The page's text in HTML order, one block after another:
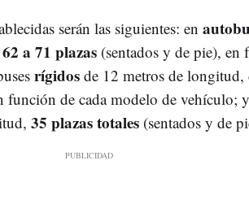
serán las siguientes: en
62 a 71 plazas (sentados y de pie), en
rígidosde 12 metros de longitud,
función de cada modelo de vehículo;
35 plazas totales(sentados y de